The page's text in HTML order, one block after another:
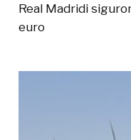
Real Madridi
euro